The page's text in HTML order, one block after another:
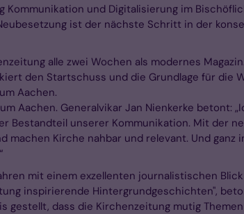
und Digitalisierung im
ist der nächste Schritt in der
alle zwei Wochen als modernes
den Startschuss und die Grundlage für die
Aachen.
Aachen. Generalvikar Jan Nienkerke betont:
Bestandteil unserer Kommunikation. Mit der
machen Kirche nahbar und relevant. Und
mit einem exzellenten journalistischen
inspirierende Hintergrundgeschichten",
gestellt, dass die Kirchenzeitung mutig